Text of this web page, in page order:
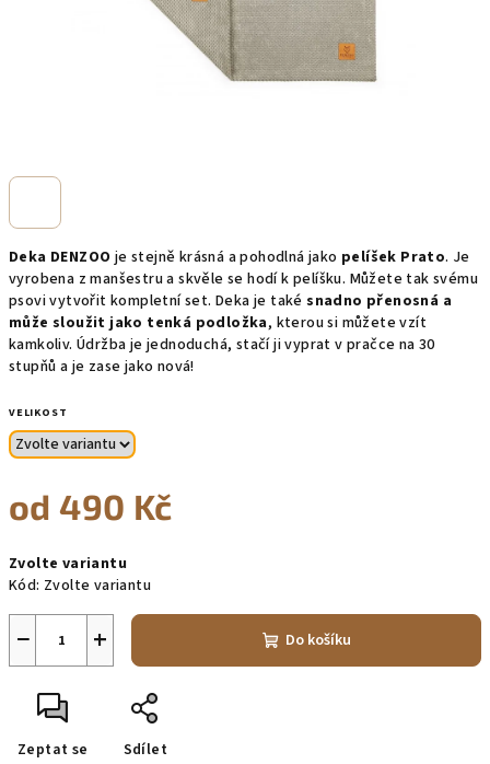
Deka DENZOO je stejně krásná a pohodlná jako pelíšek Prato. Je
vyrobena z manšestru a skvěle se hodí k pelíšku. Můžete tak svému
psovi vytvořit kompletní set. Deka je takésnadno přenosná a
může sloužit jako tenká podložka, kterou si můžete vzít
kamkoliv. Údržba je jednoduchá, stačí ji vyprat v pračce na 30
stupňů a je zase jako nová!
VELIKOST
od490 Kč
cena:
Zvolte variantu
Kód: Zvolte variantu
+
− Do košíku
Zeptat se Sdílet